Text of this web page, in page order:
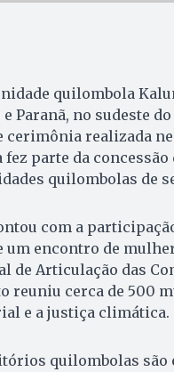
quilombola
Paranã, no sudeste
cerimônia realizada
fez parte da
quilombolas de
com a
um encontro de
de Articulação das
reuniu cerca de 500
e a justiça climática.
quilombolas são